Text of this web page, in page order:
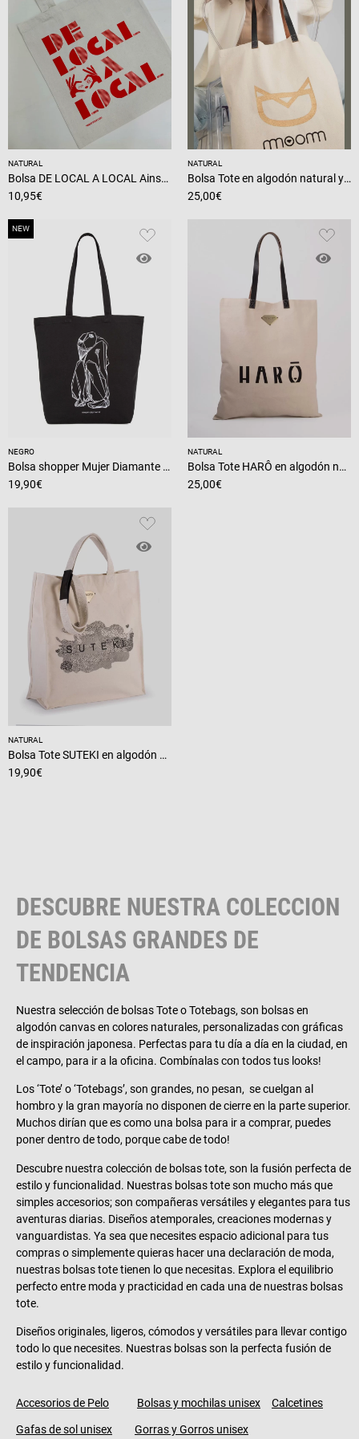
NATURAL
Bolsa DE LOCAL A LOCAL Ainsa en twill de algodón
10,95€
NATURAL
Bolsa Tote en algodón natural y asas en piel
25,00€
NEW
NEGRO
Bolsa shopper Mujer Diamante en negro
19,90€
NATURAL
Bolsa Tote HARÔ en algodón natural y asas en piel
25,00€
NATURAL
Bolsa Tote SUTEKI en algodón natural, JAPAN collection
19,90€
DESCUBRE NUESTRA COLECCION
DE BOLSAS GRANDES DE
TENDENCIA
Nuestra selección de bolsas Tote o Totebags, son bolsas en
algodón canvas en colores naturales, personalizadas con gráficas
de inspiración japonesa. Perfectas para tu día a día en la ciudad, en
el campo, para ir a la oficina. Combínalas con todos tus looks!
Los ‘Tote’ o ‘Totebags’, son grandes, no pesan, se cuelgan al
hombro y la gran mayoría no disponen de cierre en la parte superior.
Muchos dirían que es como una bolsa para ir a comprar, puedes
poner dentro de todo, porque cabe de todo!
Descubre nuestra colección de bolsas tote, son la fusión perfecta de
estilo y funcionalidad. Nuestras bolsas tote son mucho más que
simples accesorios; son compañeras versátiles y elegantes para tus
aventuras diarias. Diseños atemporales, creaciones modernas y
vanguardistas. Ya sea que necesites espacio adicional para tus
compras o simplemente quieras hacer una declaración de moda,
nuestras bolsas tote tienen lo que necesitas. Explora el equilibrio
perfecto entre moda y practicidad en cada una de nuestras bolsas
tote.
Diseños originales, ligeros, cómodos y versátiles para llevar contigo
todo lo que necesites. Nuestras bolsas son la perfecta fusión de
estilo y funcionalidad.
Accesorios de Pelo Bolsas y mochilas unisex Calcetines
Gafas de sol unisex Gorras y Gorros unisex